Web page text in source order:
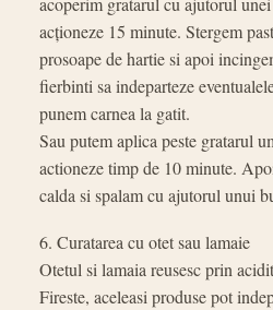
acţioneze 15 minute. Stergem
prosoape de hartie si apoi
fierbinti sa indeparteze
punem carnea la gatit.
Sau putem aplica peste gratarul
actioneze timp de 10 minute.
calda si spalam cu ajutorul unui
6. Curatarea cu otet sau lamaie
Otetul si lamaia reusesc prin
Fireste, aceleasi produse pot